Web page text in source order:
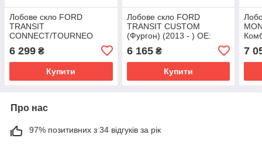
Лобове скло FORD
TRANSIT
CONNECT/TOURNEO
CONNECT (Фургон) (2014
- ) OE: 1 836 110, 1836110
6 299 ₴
Купити
Лобове скло FORD
TRANSIT CUSTOM
(Фургон) (2013 - ) OE:
1830554, 2 096 365,
2096365, 2096380,
6 165₴
Купити
7
Про нас
97% позитивних з 34 відгуків за рік